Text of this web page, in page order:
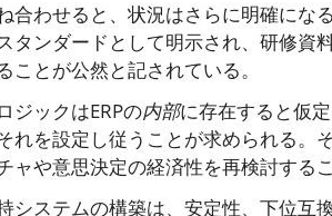
合わせると、状況はさらに明確にな
タンダードとして明示され、研修資
とが公然と記されている。
ジックはERPの内部に存在すると仮
れを設定し従うことが求められる。
ャや意思決定の経済性を再検討する
システムの構築は、安定性、下位互